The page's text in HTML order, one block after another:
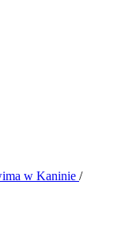
w Kaninie /